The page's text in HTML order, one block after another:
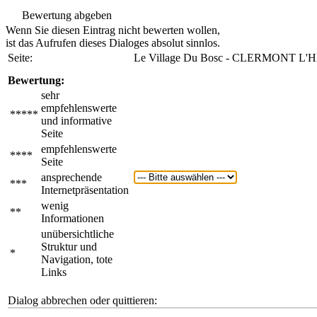
Bewertung abgeben
Wenn Sie diesen Eintrag nicht bewerten wollen,
ist das Aufrufen dieses Dialoges absolut sinnlos.
Seite:
Le Village Du Bosc - CLERMONT
Bewertung:
*****
sehr
empfehlenswerte
und informative
Seite
****
empfehlenswerte
Seite
***
ansprechende
Internetpräsentation
**
wenig
Informationen
*
unübersichtliche
Struktur und
Navigation, tote
Links
Dialog abbrechen oder quittieren: